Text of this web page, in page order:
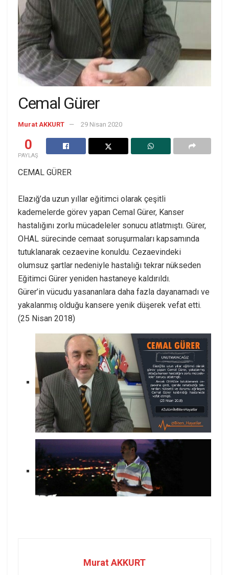
Cemal Gürer
Murat AKKURT 29 Nisan 2020
0
PAYLAŞ
CEMAL GÜRER
Elazığ’da uzun yıllar eğitimci olarak çeşitli
kademelerde görev yapan Cemal Gürer, Kanser
hastalığını zorlu mücadeleler sonucu atlatmıştı. Gürer,
OHAL sürecinde cemaat soruşurmaları kapsamında
tutuklanarak cezaevine konuldu. Cezaevindeki
olumsuz şartlar nedeniyle hastalığı tekrar nükseden
Eğitimci Gürer yeniden hastaneye kaldırıldı.
Gürer’in vücudu yasananlara daha fazla dayanamadı ve
yakalanmış olduğu kansere yenik düşerek vefat etti.
(25 Nisan 2018)
Murat AKKURT